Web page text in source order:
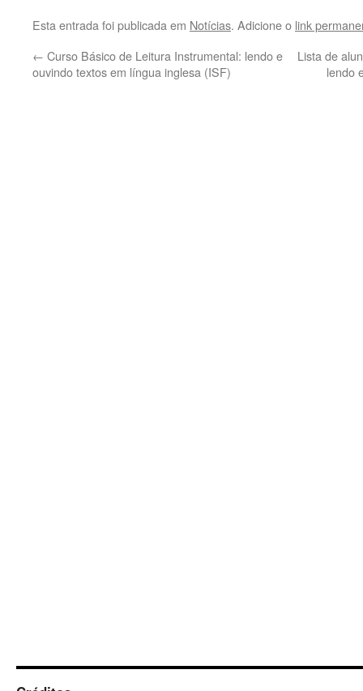
Esta entrada foi publicada em Notícias. Adicione o link
← Curso Básico de Leitura Instrumental: lendo e
ouvindo textos em língua inglesa (ISF)
Lista de
lendo